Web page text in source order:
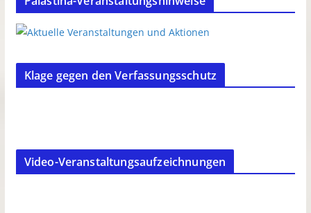
Klage gegen den Verfassungsschutz
Video-Veranstaltungsaufzeichnungen